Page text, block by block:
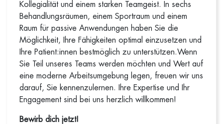
Kollegialität und einem starken Teamgeist. In sechs
Behandlungsräumen, einem Sportraum und einem
Raum für passive Anwendungen haben Sie die
Möglichkeit, Ihre Fähigkeiten optimal einzusetzen und
Ihre Patient:innen bestmöglich zu unterstützen.Wenn
Sie Teil unseres Teams werden möchten und Wert auf
eine moderne Arbeitsumgebung legen, freuen wir uns
darauf, Sie kennenzulernen. Ihre Expertise und Ihr
Engagement sind bei uns herzlich willkommen!
Bewirb dich jetzt!